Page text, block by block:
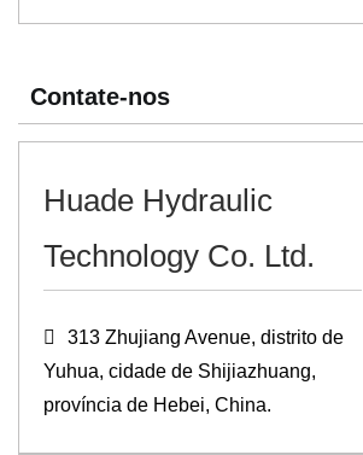
Contate-nos
Huade Hydraulic
Technology Co. Ltd.
313 Zhujiang Avenue, distrito de
Yuhua, cidade de Shijiazhuang,
província de Hebei, China.